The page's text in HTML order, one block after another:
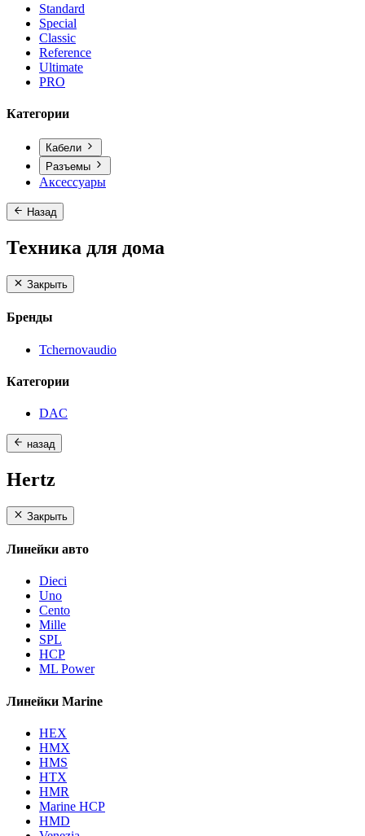
Standard
Special
Classic
Reference
Ultimate
PRO
Категории
Кабели
Разъемы
Аксессуары
Назад
Техника для дома
Закрыть
Бренды
Tchernovaudio
Категории
DAC
назад
Hertz
Закрыть
Линейки авто
Dieci
Uno
Cento
Mille
SPL
HCP
ML Power
Линейки Marine
HEX
HMX
HMS
HTX
HMR
Marine HCP
HMD